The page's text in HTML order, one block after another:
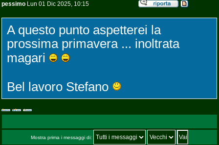
pessimo Lun 01 Dic 2025, 10:15
A questo punto aspetterei la
prossima primavera ... inoltrata
magari
Bel lavoro Stefano
Mostra prima i messaggi di: